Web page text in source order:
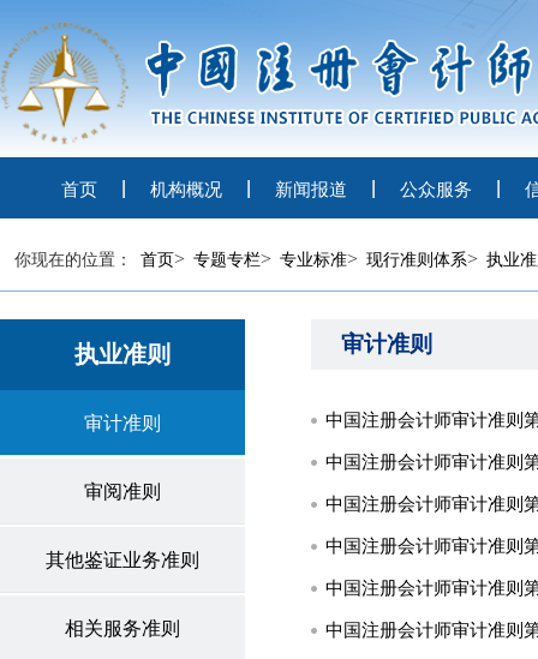
首页 机构概况 新闻报道 公众服务
你现在的位置： 首页> 专题专栏> 专业标准> 现行准则体系> 执业
执业准则
审计准则
审阅准则
其他鉴证业务准则
相关服务准则
审计准则
中国注册会计师审计准则
中国注册会计师审计准则
中国注册会计师审计准则
中国注册会计师审计准则